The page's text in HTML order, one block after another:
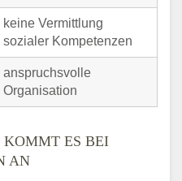
keine Vermittlung
sozialer Kompetenzen
anspruchsvolle
Organisation
ES BEI
AN